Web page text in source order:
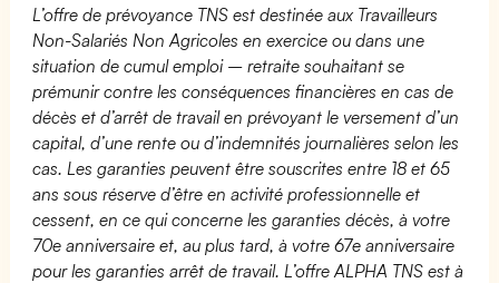
L’offre de prévoyance TNS est destinée aux Travailleurs
Non-Salariés Non Agricoles en exercice ou dans une
situation de cumul emploi – retraite souhaitant se
prémunir contre les conséquences financières en cas de
décès et d’arrêt de travail en prévoyant le versement d’un
capital, d’une rente ou d’indemnités journalières selon les
cas. Les garanties peuvent être souscrites entre 18 et 65
ans sous réserve d’être en activité professionnelle et
cessent, en ce qui concerne les garanties décès, à votre
70e anniversaire et, au plus tard, à votre 67e anniversaire
pour les garanties arrêt de travail. L’offre ALPHA TNS est à